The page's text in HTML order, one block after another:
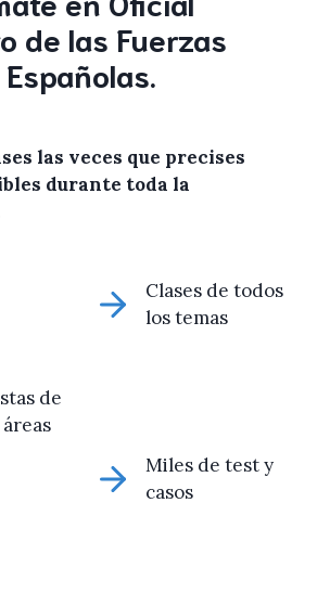
de las Fuerzas
las veces que precises
durante toda la
Clases de todos
los temas
de
Miles de test y
casos